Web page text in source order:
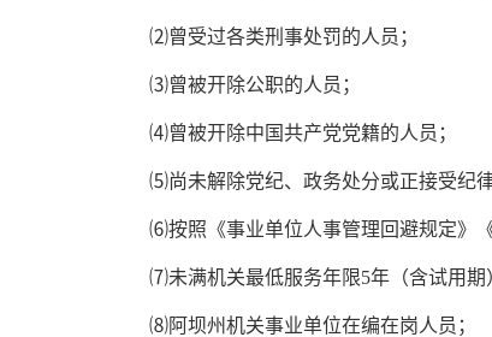
⑵曾受过各类刑事处罚的人员；
⑶曾被开除公职的人员；
⑷曾被开除中国共产党党籍的人员；
⑸尚未解除党纪、政务处分或正接受纪
⑹按照《事业单位人事管理回避规定》
⑺未满机关最低服务年限5年（含试用期
⑻阿坝州机关事业单位在编在岗人员；